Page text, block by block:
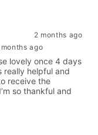
2 months ago
ago
lovely once 4 days
really helpful and
receive the
so thankful and